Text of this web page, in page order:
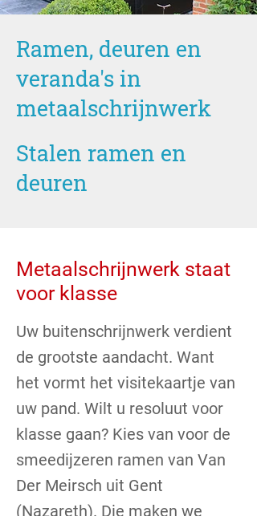
Ramen, deuren en
veranda's in
metaalschrijnwerk
Stalen ramen en
deuren
Metaalschrijnwerk staat
voor klasse
Uw buitenschrijnwerk verdient
de grootste aandacht. Want
het vormt het visitekaartje van
uw pand. Wilt u resoluut voor
klasse gaan? Kies van voor de
smeedijzeren ramen van Van
Der Meirsch uit Gent
(Nazareth). Die maken we